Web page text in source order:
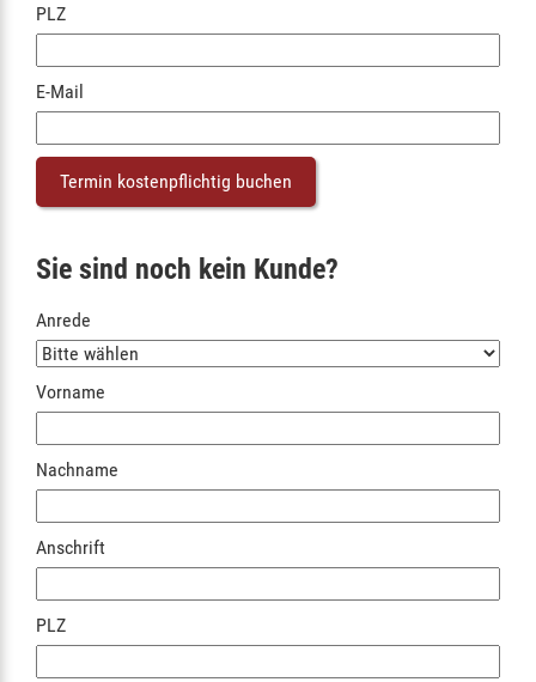
PLZ
E-Mail
Sie sind noch kein Kunde?
Anrede
Vorname
Nachname
Anschrift
PLZ